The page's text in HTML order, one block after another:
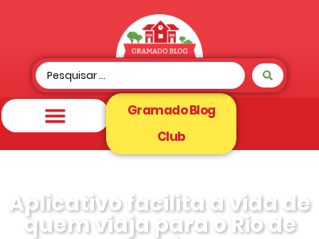
Gramado Blog
Club
Aplicativo facilita a vida de
quem viaja para o Rio de